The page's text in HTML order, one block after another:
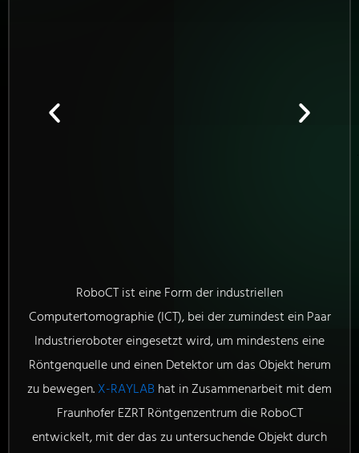
RoboCT ist eine Form der industriellen
Computertomographie (ICT), bei der zumindest ein Paar
Industrieroboter eingesetzt wird, um mindestens eine
Röntgenquelle und einen Detektor um das Objekt herum
zu bewegen.X-RAYLABhat in Zusammenarbeit mit dem
Fraunhofer EZRT Röntgenzentrum die RoboCT
entwickelt, mit der das zu untersuchende Objekt durch